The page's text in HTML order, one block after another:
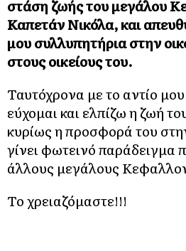
στάση ζωής του μεγάλου
Καπετάν Νικόλα, και
μου συλλυπητήρια στην
στους οικείους του.
Ταυτόχρονα με το αντίο
εύχομαι και ελπίζω η ζωή
κυρίως η προσφορά του
γίνει φωτεινό παράδειγμα
άλλους μεγάλους
Το χρειαζόμαστε!!!